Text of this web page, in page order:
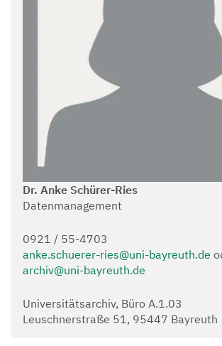
Dr. Anke Schürer-Ries
Datenmanagement
0921 / 55-4703
anke.schuerer-ries@uni-bayreuth.de
archiv@uni-bayreuth.de
Universitätsarchiv, Büro A.1.03
Leuschnerstraße 51, 95447 Bayreuth